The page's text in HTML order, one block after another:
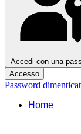
Accedi con una
Accesso
Password
Home